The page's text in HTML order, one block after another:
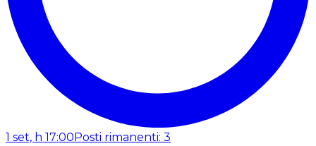
1 set, h 17:00 Posti rimanenti: 3